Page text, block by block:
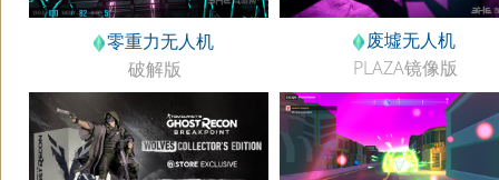
零重力无人机
破解版
废墟无人机
PLAZA镜像版